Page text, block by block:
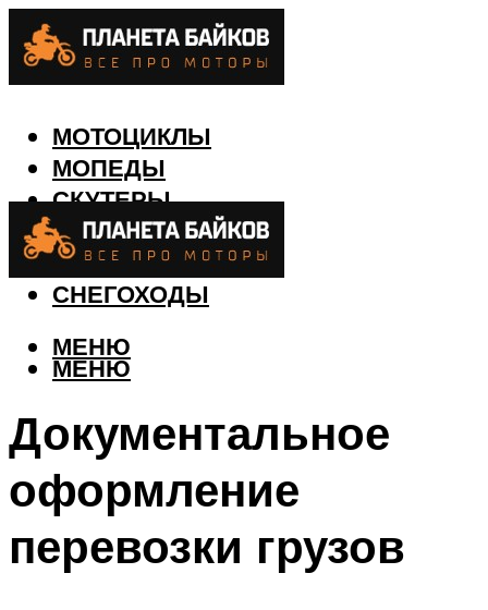
МОТОЦИКЛЫ
МОПЕДЫ
СКУТЕРЫ
КВАДРОЦИКЛЫ
ЛОДКИ
СНЕГОХОДЫ
МЕНЮ
МЕНЮ
Документальное
оформление
перевозки грузов